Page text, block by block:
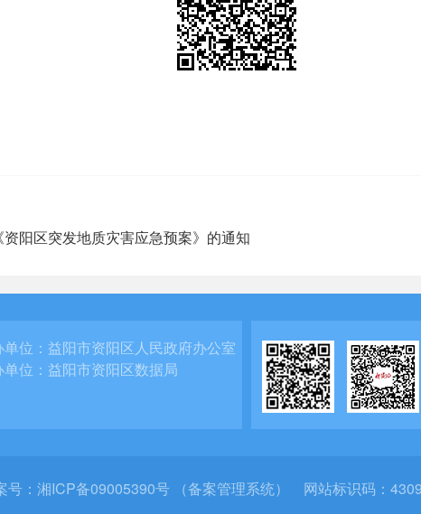
阳区突发地质灾害应急预案》的通知
单位：益阳市资阳区人民政府办公室
单位：益阳市资阳区数据局
号： 湘ICP备09005390号 （备案管理系统） 网站标识码：